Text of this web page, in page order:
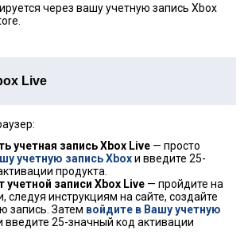
через вашу учетную запись Xbox
Live
учетная запись Xbox Live — просто
учетную запись Xboxи введите 25-
продукта.
учетной записи Xbox Live — пройдите на
следуя инструкциям на сайте, создайте
запись. Затем войдите в Вашу учетную
введите 25-значный код активации